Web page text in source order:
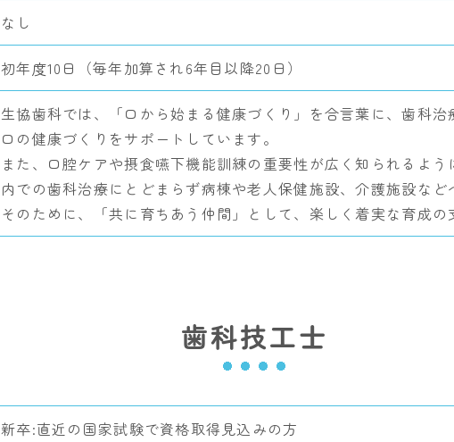
なし
初年度10日（毎年加算され6年目以降20日）
生協歯科では、「口から始まる健康づくり」を合言葉に、歯科
口の健康づくりをサポートしています。
また、口腔ケアや摂食嚥下機能訓練の重要性が広く知られるよ
内での歯科治療にとどまらず病棟や老人保健施設、介護施設など
そのために、「共に育ちあう仲間」として、楽しく着実な育成の
歯科技工士
新卒:直近の国家試験で資格取得見込みの方